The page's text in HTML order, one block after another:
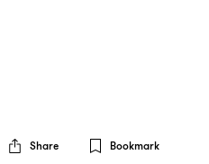
Share Bookmark